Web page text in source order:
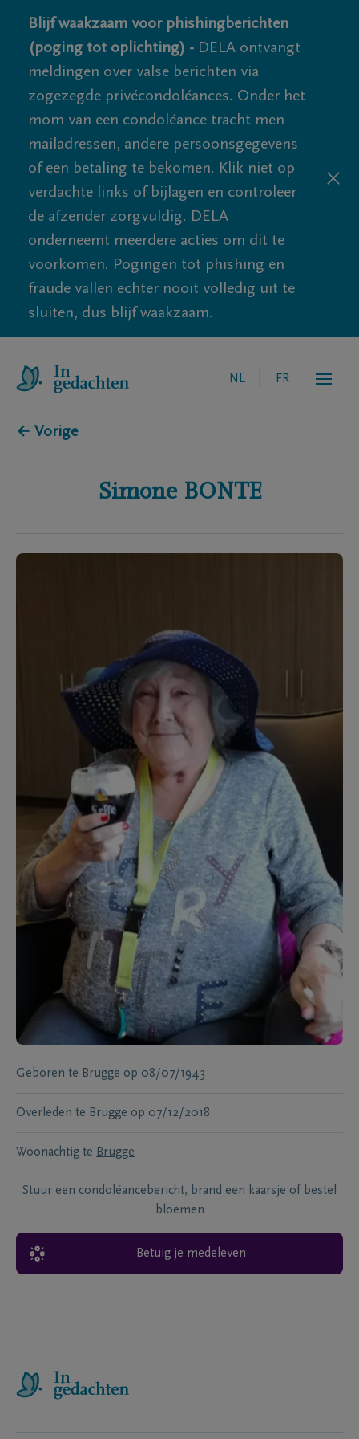
Blijf waakzaam voor phishingberichten
(poging tot oplichting) - DELA ontvangt
meldingen over valse berichten via
zogezegde privécondoléances. Onder het
mom van een condoléance tracht men
mailadressen, andere persoonsgegevens
of een betaling te bekomen. Klik niet op
verdachte links of bijlagen en controleer
de afzender zorgvuldig. DELA
onderneemt meerdere acties om dit te
voorkomen. Pogingen tot phishing en
fraude vallen echter nooit volledig uit te
sluiten, dus blijf waakzaam.
NL FR
← Vorige
Simone BONTE
Geboren te Brugge op 08/07/1943
Overleden te Brugge op 07/12/2018
Woonachtig te Brugge
Stuur een condoléancebericht, brand een kaarsje of bestel
bloemen
Betuig je medeleven